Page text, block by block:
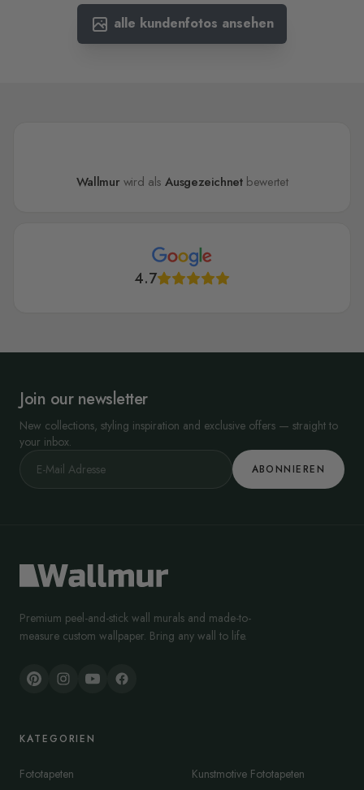
alle kundenfotos ansehen
Wallmur wird alsAusgezeichnetbewertet
4.7
Join our newsletter
New collections, styling inspiration and exclusive offers — straight to
your inbox.
ABONNIEREN
Premium peel-and-stick wall murals and made-to-
measure custom wallpaper. Bring any wall to life.
KATEGORIEN
Fototapeten
Kunstmotive Fototapeten